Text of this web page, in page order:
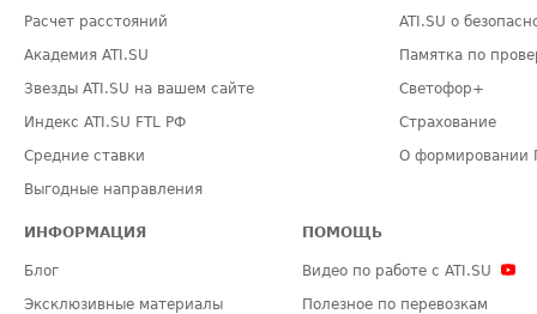
Расчет расстояний
Академия ATI.SU
Звезды ATI.SU на вашем сайте
Индекс ATI.SU FTL РФ
Средние ставки
Выгодные направления
ATI.SU о
Памятка по
Светофор+
Страхование
О формировании
ИНФОРМАЦИЯ
Блог
Эксклюзивные материалы
ПОМОЩЬ
Видео по работе с ATI.SU
Полезное по перевозкам